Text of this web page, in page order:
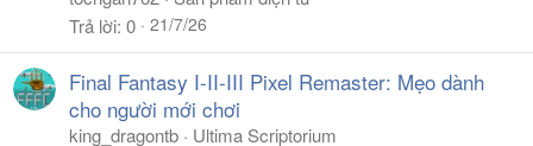
Trả lời 0 21/7/26
Final Fantasy I-II-III Pixel Remaster: Mẹo dành
cho người mới chơi
king_dragontb
Ultima Scriptorium